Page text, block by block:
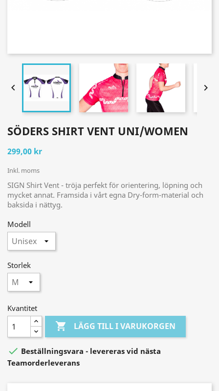
 
SÖDERS SHIRT VENT UNI/WOMEN
299,00 kr
Inkl. moms
SIGN Shirt Vent - tröja perfekt för orientering, löpning och
mycket annat. Framsida i vårt egna Dry-form-material och
baksida i nättyg.
Modell
Storlek
Kvantitet
 LÄGG TILL I VARUKORGEN
 Beställningsvara - levereras vid nästa
Teamorderleverans